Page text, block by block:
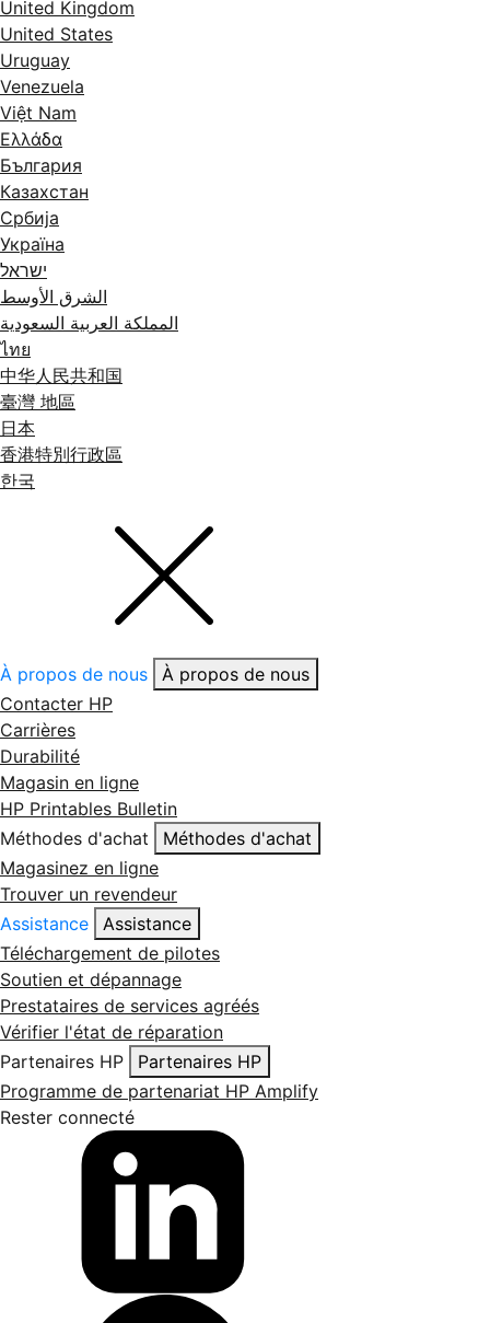
United Kingdom
United States
Uruguay
Venezuela
Việt Nam
Ελλάδα
България
Казахстан
Србија
Україна
ישראל
الشرق الأوسط
المملكة العربية السعودية
ไทย
中华人民共和国
臺灣 地區
日本
香港特別行政區
한국
À propos de nous
À propos de nous
Contacter HP
Carrières
Durabilité
Magasin en ligne
HP Printables Bulletin
Méthodes d'achat
Méthodes d'achat
Magasinez en ligne
Trouver un revendeur
Assistance
Assistance
Téléchargement de pilotes
Soutien et dépannage
Prestataires de services agréés
Vérifier l'état de réparation
Partenaires HP
Partenaires HP
Programme de partenariat HP Amplify
Rester connecté